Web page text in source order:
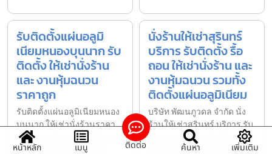
รับติดตั้งแผ่นอลูมิ
เนียมหนองบุนนาก รับ
ติดตั้ง ให้เช่านั่งร้าน
และ งานหุ้มฉนวน
ราคาถูก
รับติดตั้งแผ่นอลูมิเนียมหนอง
บุนนาก ให้เช่านั่งร้านราคา
ถูก พร้อมบริการติดตั้ง รื้อถอน
และ รับงานหุ้มฉนวนกัน
นั่งร้านให้เช่าสุรินทร์
บริการ รับติดตั้ง รื้อ
ถอน ให้เช่านั่งร้าน และ
งานหุ้มฉนวน รวมทั้ง
ติดตั้งแผ่นอลูมิเนียม
บริษัท พัฒนภูวดล จำกัด นั่ง
ร้านให้เช่าสุรินทร์ บริการ รับ
ออกแบบนั่งร้าน รับเขียนแบบ
นั่งร้าน รับติดตั้งนั่งร้าน รับ
หน้าหลัก เมนู ติดต่อ ค้นหา เพิ่มเติม